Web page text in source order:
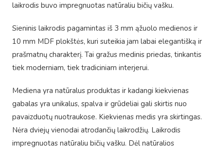
laikrodis buvo impregnuotas natūraliu bičių vašku.
Sieninis laikrodis pagamintas iš 3 mm ąžuolo medienos ir
10 mm MDF plokštės, kuri suteikia jam labai elegantišką ir
prašmatnų charakterį. Tai gražus medinis priedas, tinkantis
tiek moderniam, tiek tradiciniam interjerui.
Mediena yra natūralus produktas ir kadangi kiekvienas
gabalas yra unikalus, spalva ir grūdeliai gali skirtis nuo
pavaizduotų nuotraukose. Kiekvienas medis yra skirtingas.
Nėra dviejų vienodai atrodančių laikrodžių. Laikrodis
impregnuotas natūraliu bičių vašku. Dėl natūralios